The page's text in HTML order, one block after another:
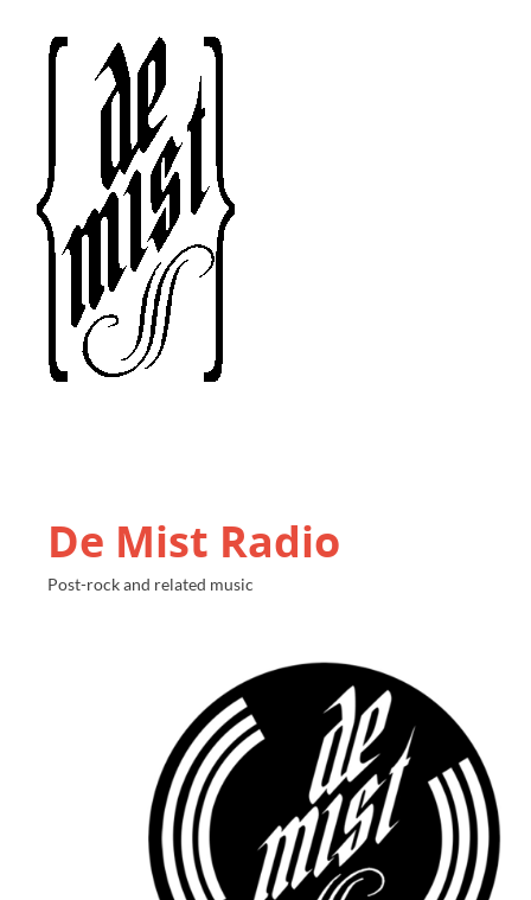
De Mist Radio
Post-rock and related music